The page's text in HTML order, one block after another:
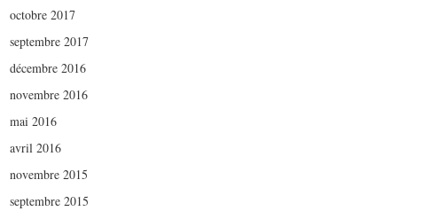
octobre 2017
septembre 2017
décembre 2016
novembre 2016
mai 2016
avril 2016
novembre 2015
septembre 2015